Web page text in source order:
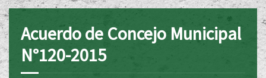
Acuerdo de Concejo Municipal
N°120-2015